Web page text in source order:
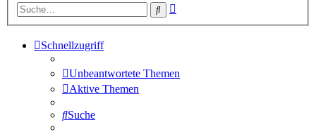
Suche
Schnellzugriff
Unbeantwortete Themen
Aktive Themen
Suche